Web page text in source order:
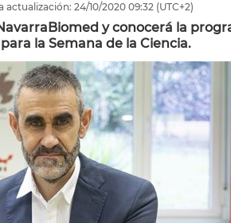
actualización: 24/10/2020 09:32 (UTC+2)
y conocerá la
la Semana de la Ciencia.